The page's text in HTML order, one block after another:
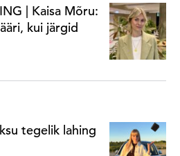
| Kaisa Mõru:
kui järgid
tegelik lahing